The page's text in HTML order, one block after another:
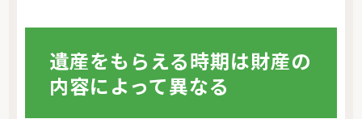
遺産をもらえる時期は財産の
内容によって異なる